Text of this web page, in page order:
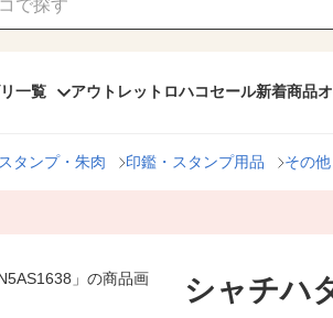
一覧 アウトレット ロハコセール新着商品
タンプ・朱肉 印鑑・スタンプ用品 その
シャチハ